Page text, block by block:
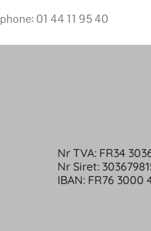
01 44 11 95 40
Nr TVA: FR34
Nr Siret:
IBAN: FR76 3000